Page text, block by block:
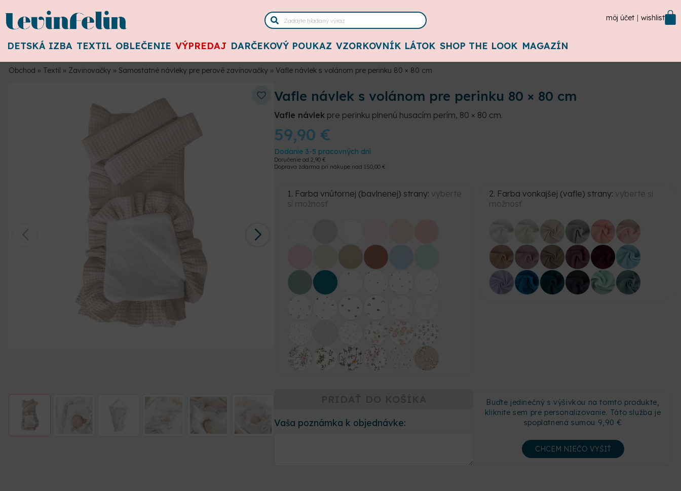
môj účet wishlist
DETSKÁ IZBA TEXTIL OBLEČENIE VÝPREDAJ DARČEKOVÝ POUKAZ VZORKOVNÍK LÁTOK SHOP THE LOOK MAGAZÍN
Obchod » Textil » Zavinovačky » Samostatné návleky pre perové zavinovačky » Vafle návlek s volánom pre perinku 80 × 80 cm
Vafle návlek s volánom pre perinku 80 × 80 cm
Vafle návlek pre perinku plnenú husacím perím, 80 × 80 cm.
59,90 €
Dodanie 3-5 pracovných dní
Doručenie od 2,90 €
Doprava zdarma pri nákupe nad 150,00 €
1. Farba vnútornej (bavlnenej) strany: vyberte
si možnosť
2. Farba vonkajšej (vafle) strany: vyberte si
možnosť
Vaša poznámka k objednávke:
Buďte jedinečný s výšivkou na tomto produkte,
kliknite sem pre personalizovanie. Táto služba je
spoplatnená sumou 9,90 €
CHCEM NIEČO VYŠIŤ